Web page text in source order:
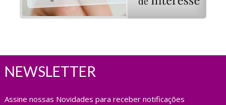
NEWSLETTER
Assine nossas Novidades para receber notificações